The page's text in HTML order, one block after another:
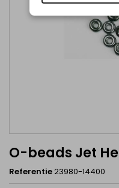
O-beads Jet
Referentie23980-14400